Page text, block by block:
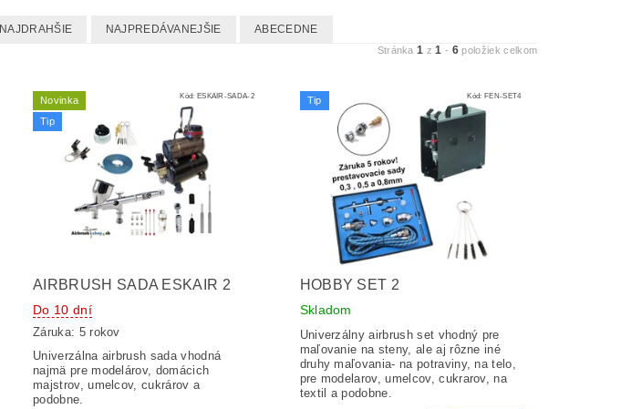
NAJDRAHŠIE NAJPREDÁVANEJŠIE ABECEDNE
Stránka1 z1 - 6 položiek celkom
Novinka
Tip
Kód: ESKAIR-SADA-2
AIRBRUSH SADA ESKAIR 2
Do 10 dní
Záruka: 5 rokov
Univerzálna airbrush sada vhodná
najmä pre modelárov, domácich
majstrov, umelcov, cukrárov a
podobne.
Tip Kód:FEN-SET4
HOBBY SET 2
Skladom
Univerzálny airbrush set vhodný pre
maľovanie na steny, ale aj rôzne iné
druhy maľovania- na potraviny, na telo,
pre modelarov, umelcov, cukrarov, na
textil a podobne.